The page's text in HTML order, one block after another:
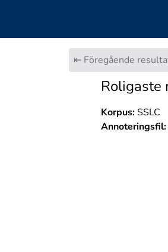
⇤ Föregående
Roligaste
Korpus:SSLC
Annoteringsfil: